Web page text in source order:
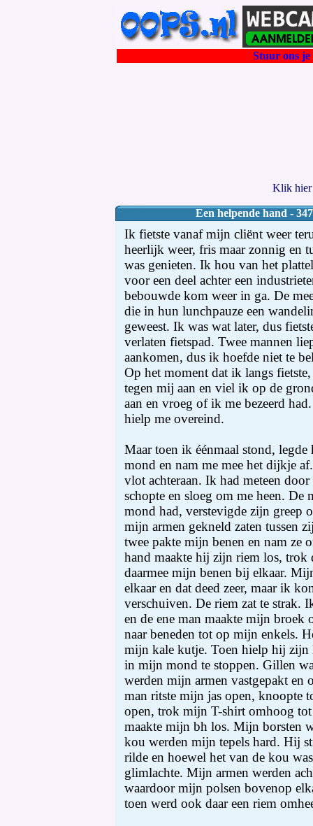
Stuur ons
Klik hier
Een helpende hand -
Ik fietste vanaf mijn cliënt weer
heerlijk weer, fris maar zonnig en
was genieten. Ik hou van het
voor een deel achter een
bebouwde kom weer in ga. De
die in hun lunchpauze een
geweest. Ik was wat later, dus
verlaten fietspad. Twee mannen
aankomen, dus ik hoefde niet te
Op het moment dat ik langs
tegen mij aan en viel ik op de
aan en vroeg of ik me bezeerd
hielp me overeind.
Maar toen ik éénmaal stond,
mond en nam me mee het dijkje
vlot achteraan. Ik had meteen
schopte en sloeg om me heen.
mond had, verstevigde zijn greep
mijn armen gekneld zaten tussen
twee pakte mijn benen en nam ze
hand maakte hij zijn riem los,
daarmee mijn benen bij elkaar.
elkaar en dat deed zeer, maar ik
verschuiven. De riem zat te strak.
en de ene man maakte mijn broek
naar beneden tot op mijn enkels.
mijn kale kutje. Toen hielp hij zijn
in mijn mond te stoppen. Gillen
werden mijn armen vastgepakt en
man ritste mijn jas open, knoopte
open, trok mijn T-shirt omhoog
maakte mijn bh los. Mijn borsten
kou werden mijn tepels hard. Hij
rilde en hoewel het van de kou
glimlachte. Mijn armen werden
waardoor mijn polsen bovenop
toen werd ook daar een riem